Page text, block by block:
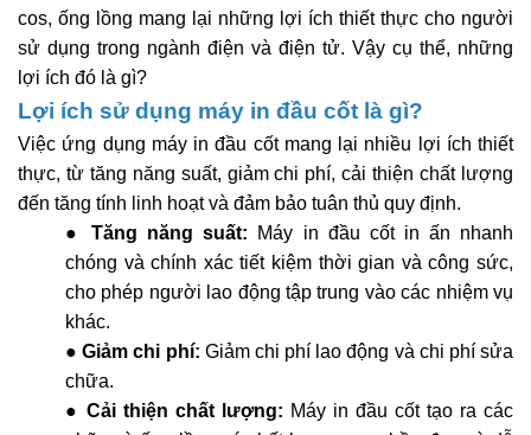
cos, ống lồng mang lại những lợi ích thiết thực cho người
sử dụng trong ngành điện và điện tử. Vậy cụ thể, những
lợi ích đó là gì?
Lợi ích sử dụng máy in đầu cốt là gì?
Việc ứng dụng máy in đầu cốt mang lại nhiều lợi ích thiết
thực, từ tăng năng suất, giảm chi phí, cải thiện chất lượng
đến tăng tính linh hoạt và đảm bảo tuân thủ quy định.
●Tăng năng suất: Máy in đầu cốt in ấn nhanh
chóng và chính xác tiết kiệm thời gian và công sức,
cho phép người lao động tập trung vào các nhiệm vụ
khác.
●Giảm chi phí: Giảm chi phí lao động và chi phí sửa
chữa.
● Cải thiện chất lượng: Máy in đầu cốt tạo ra các